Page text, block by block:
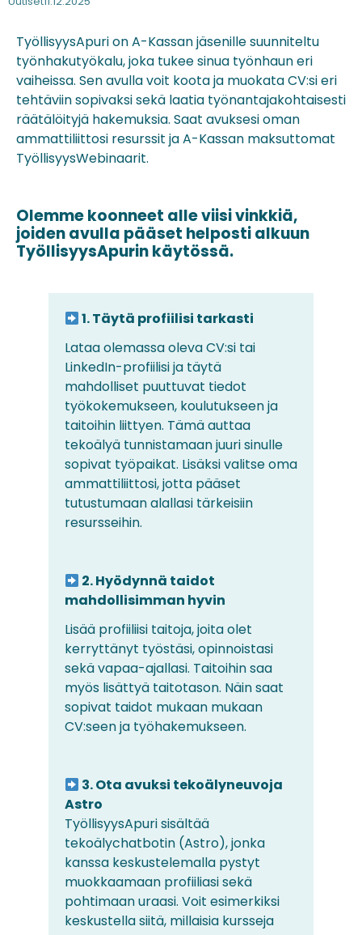
TyöllisyysApuri on A-Kassan jäsenille suunniteltu
työnhakutyökalu, joka tukee sinua työnhaun eri
vaiheissa. Sen avulla voit koota ja muokata CV:si eri
tehtäviin sopivaksi sekä laatia työnantajakohtaisesti
räätälöityjä hakemuksia. Saat avuksesi oman
ammattiliittosi resurssit ja A-Kassan maksuttomat
TyöllisyysWebinaarit.
Olemme koonneet alle viisi vinkkiä,
joiden avulla pääset helposti alkuun
TyöllisyysApurin käytössä.
1. Täytä profiilisi tarkasti
Lataa olemassa oleva CV:si tai
LinkedIn-profiilisi ja täytä
mahdolliset puuttuvat tiedot
työkokemukseen, koulutukseen ja
taitoihin liittyen. Tämä auttaa
tekoälyä tunnistamaan juuri sinulle
sopivat työpaikat. Lisäksi valitse oma
ammattiliittosi, jotta pääset
tutustumaan alallasi tärkeisiin
resursseihin.
2. Hyödynnä taidot
mahdollisimman hyvin
Lisää profiiliisi taitoja, joita olet
kerryttänyt työstäsi, opinnoistasi
sekä vapaa-ajallasi. Taitoihin saa
myös lisättyä taitotason. Näin saat
sopivat taidot mukaan mukaan
CV:seen ja työhakemukseen.
3. Ota avuksi tekoälyneuvoja
Astro
TyöllisyysApuri sisältää
tekoälychatbotin (Astro), jonka
kanssa keskustelemalla pystyt
muokkaamaan profiiliasi sekä
pohtimaan uraasi. Voit esimerkiksi
keskustella siitä, millaisia kursseja